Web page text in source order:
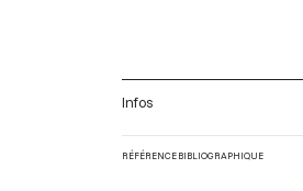
Infos
RÉFÉRENCE BIBLIOGRAPHIQUE